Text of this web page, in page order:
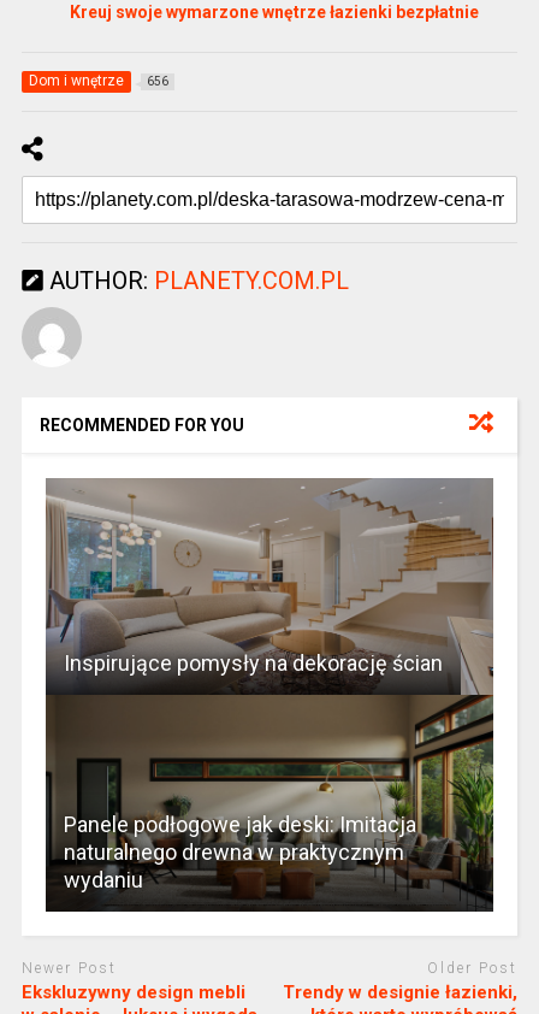
Kreuj swoje wymarzone wnętrze łazienki bezpłatnie
Dom i wnętrze 656
AUTHOR: PLANETY.COM.PL
RECOMMENDED FOR YOU
Inspirujące pomysły na dekorację ścian
Panele podłogowe jak deski: Imitacja
naturalnego drewna w praktycznym
wydaniu
Newer Post
Ekskluzywny design mebli
Older Post
Trendy w designie łazienki,